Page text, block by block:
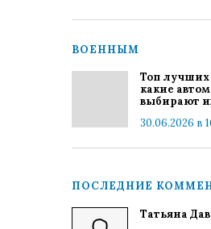
ВОЕННЫМ
Топ лучших
какие
выбирают
30.06.2026 в
ПОСЛЕДНИЕ
Татьяна